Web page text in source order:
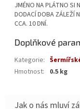
JMÉNO NA PLÁTNO SI
DODACÍ DOBA ZÁLEŽÍ
CCA. 10 DNÍ.
Doplňkové
Kategorie:
Hmotnost: 0.5 kg